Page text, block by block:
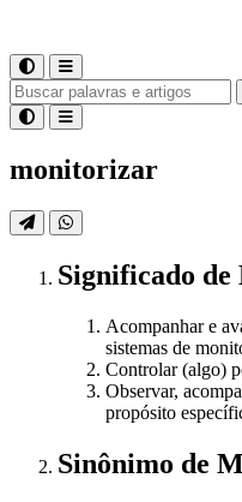
monitorizar
Significado de
Acompanhar e
sistemas de
Controlar (algo)
Observar,
propósito
Sinônimo de